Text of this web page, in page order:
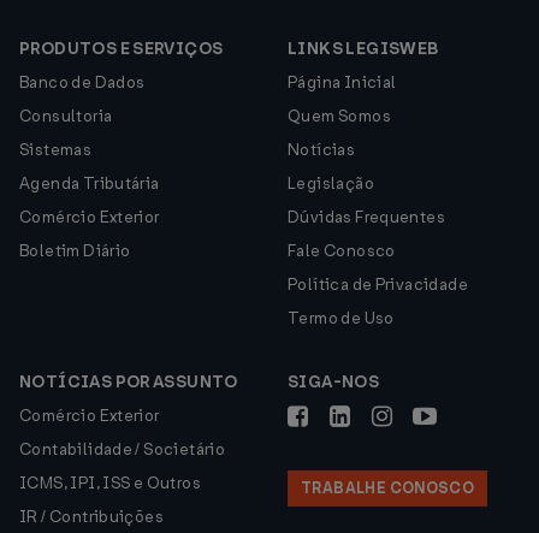
PRODUTOS E SERVIÇOS
Banco de Dados
Consultoria
Sistemas
Agenda Tributária
Comércio Exterior
Boletim Diário
LINKS LEGISWEB
Página Inicial
Quem Somos
Notícias
Legislação
Dúvidas Frequentes
Fale Conosco
Política de Privacidade
Termo de Uso
NOTÍCIAS POR ASSUNTO
Comércio Exterior
Contabilidade / Societário
ICMS, IPI, ISS e Outros
IR / Contribuições
SIGA-NOS
TRABALHE CONOSCO